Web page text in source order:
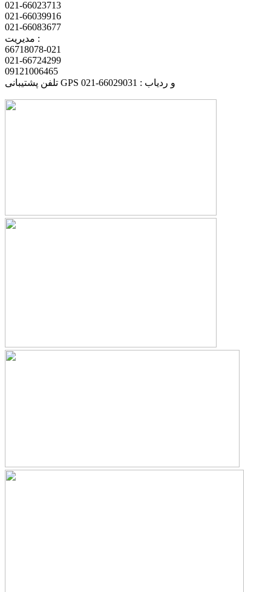
021-66023713
021-66039916
021-66083677
مدیریت :
66718078-021
021-66724299
09121006465
تلفن پشتیبانی GPS و ردیاب : 66029031-021